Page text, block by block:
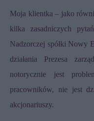
Moja klientka – jako
kilka zasadniczych
Nadzorczej spółki Nowy
działania Prezesa
notorycznie jest
pracowników, nie jest
akcjonariuszy.